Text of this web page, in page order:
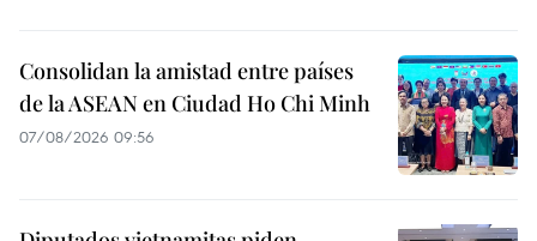
Consolidan la amistad entre países
de la ASEAN en Ciudad Ho Chi Minh
07/08/2026 09:56